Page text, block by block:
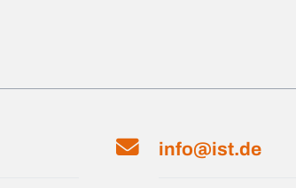
info@ist.de